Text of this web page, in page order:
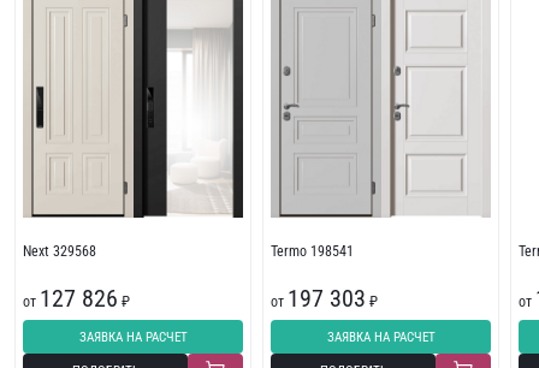
Next 329568
от 127 826 ₽
ЗАЯВКА НА РАСЧЕТ
Termo 198541
от 197 303 ₽
ЗАЯВКА НА РАСЧЕТ
от